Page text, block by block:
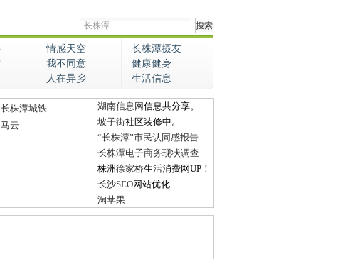
情感天空
长株潭摄友
我不同意
健康健身
人在异乡 生活信息
长株潭城铁
马云
湖南信息网信息共分享。
坡子街社区装修中。
“长株潭”市民认同感报告
长株潭电子商务现状调查
株洲徐家桥生活消费网UP！
长沙SEO网站优化
淘苹果